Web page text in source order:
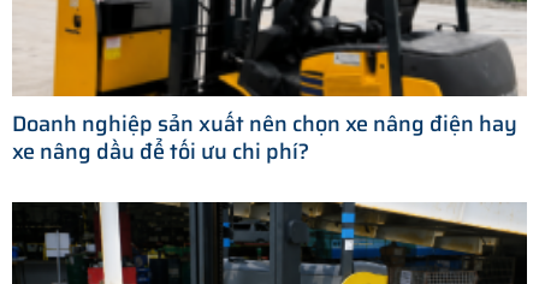
Doanh nghiệp sản xuất nên chọn xe nâng điện hay
xe nâng dầu để tối ưu chi phí?